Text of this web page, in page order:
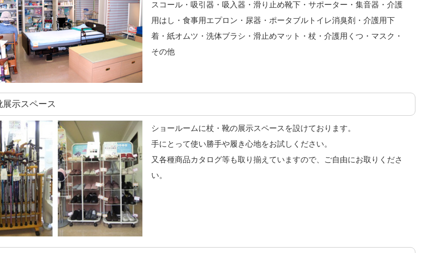
スコール・吸引器・吸入器・滑り止め靴下・サポーター・集音器・介護
用はし・食事用エプロン・尿器・ポータブルトイレ消臭剤・介護用下
着・紙オムツ・洗体ブラシ・滑止めマット・杖・介護用くつ・マスク・
その他
靴展示スペース
ショールームに杖・靴の展示スペースを設けております。
手にとって使い勝手や履き心地をお試しください。
又各種商品カタログ等も取り揃えていますので、ご自由にお取りくださ
い。